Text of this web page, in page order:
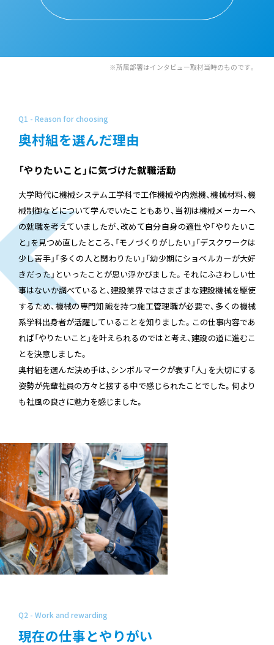
※所属部署はインタビュー取材当時のものです。
Q1 - Reason for choosing
奥村組を選んだ理由
「やりたいこと」に気づけた就職活動
大学時代に機械システム工学科で工作機械や内燃機、機械材料、機
械制御などについて学んでいたこともあり、当初は機械メーカーへ
の就職を考えていましたが、改めて自分自身の適性や「やりたいこ
と」を見つめ直したところ、「モノづくりがしたい」「デスクワークは
少し苦手」「多くの人と関わりたい」「幼少期にショベルカーが大好
きだった」といったことが思い浮かびました。それにふさわしい仕
事はないか調べていると、建設業界ではさまざまな建設機械を駆使
するため、機械の専門知識を持つ施工管理職が必要で、多くの機械
系学科出身者が活躍していることを知りました。この仕事内容であ
れば「やりたいこと」を叶えられるのではと考え、建設の道に進むこ
とを決意しました。
奥村組を選んだ決め手は、シンボルマークが表す「人」を大切にする
姿勢が先輩社員の方々と接する中で感じられたことでした。何より
も社風の良さに魅力を感じました。
Q2 - Work and rewarding
現在の仕事とやりがい